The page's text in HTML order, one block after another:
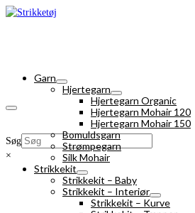
Søg
×
Garn
Hjertegarn
Hjertegarn Organic
Hjertegarn Mohair 120
Hjertegarn Mohair 150
Bomuldsgarn
Strømpegarn
Silk Mohair
Strikkekit
Strikkekit – Baby
Strikkekit – Interiør
Strikkekit – Kurve